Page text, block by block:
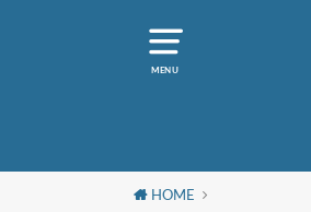
MENU
HOME